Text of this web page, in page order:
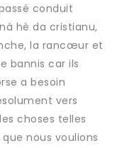
conduit
hè da cristianu,
la rancœur et
bannis car ils
a besoin
vers
choses telles
nous voulions